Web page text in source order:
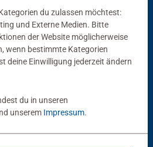
mögen auch
du zulassen möchtest:
und Externe Medien. Bitte
der Website möglicherweise
wenn bestimmte Kategorien
deine Einwilligung jederzeit ändern
du in unseren
unserem Impressum.